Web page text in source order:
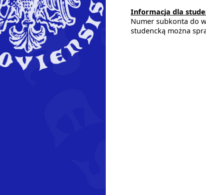
Informacja dla
Numer subkonta do
studencką można